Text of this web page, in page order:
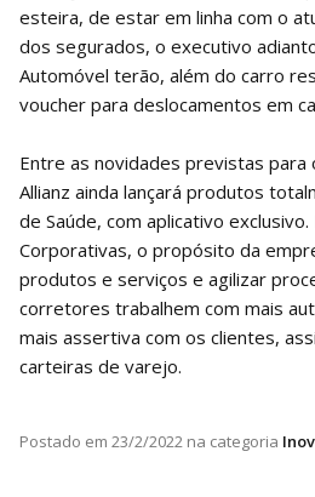
esteira, de estar em linha com o
dos segurados, o executivo
Automóvel terão, além do carro
voucher para deslocamentos em
Entre as novidades previstas para
Allianz ainda lançará produtos
de Saúde, com aplicativo
Corporativas, o propósito da
produtos e serviços e agilizar
corretores trabalhem com mais
mais assertiva com os clientes,
carteiras de varejo.
Postado em 23/2/2022 na categoria